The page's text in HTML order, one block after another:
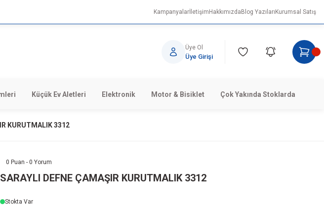
Kampanyalarİletişim Hakkımızda Blog Yazıları Kurumsal Satış
Üye Ol
Üye Girişi
Küçük Ev Aletleri Elektronik Motor & Bisiklet Çok Yakında Stoklarda
KURUTMALIK 3312
0 Puan - 0 Yorum
SARAYLI DEFNE ÇAMAŞIR KURUTMALIK 3312
Stokta Var